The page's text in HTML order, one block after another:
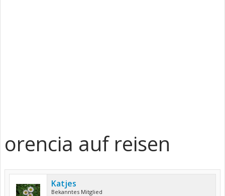
orencia auf reisen
Katjes
Bekanntes Mitglied